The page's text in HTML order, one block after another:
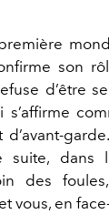
son
d’être
s’affirme
garde.
suite, dans
des
vous, en